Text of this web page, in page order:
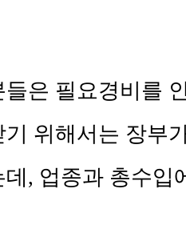
은 필요경비를
위해서는 장부
, 업종과 총수입